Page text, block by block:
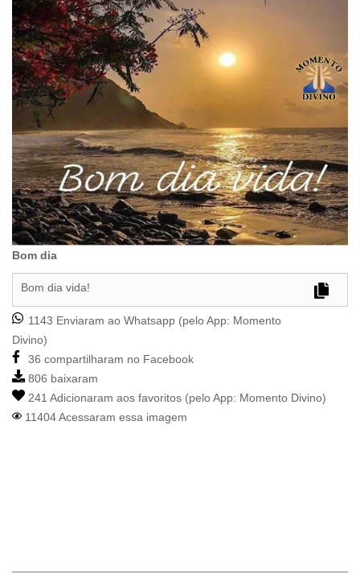
Bom dia
Bom dia vida!
1143 Enviaram ao Whatsapp (pelo App: Momento
Divino)
36 compartilharam no Facebook
806 baixaram
241 Adicionaram aos favoritos (pelo App: Momento Divino)
11404 Acessaram essa imagem